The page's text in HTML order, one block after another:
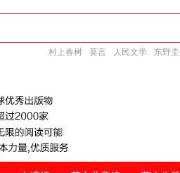
村上春树 莫言 人民文学 东野